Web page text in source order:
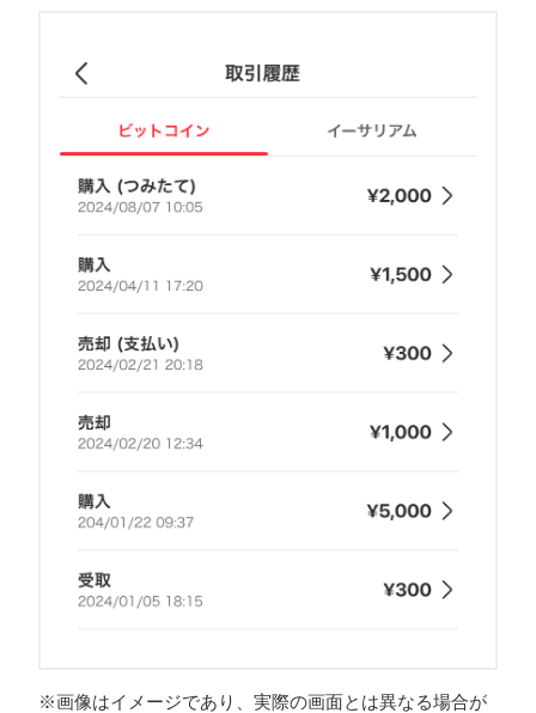
※画像はイメージであり、実際の画面とは異なる場合が